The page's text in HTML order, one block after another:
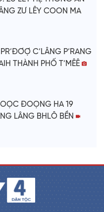
ZƯ LÊY COON MA
C’LÂNG P’RANG
THÀNH PHỐ T’MÊÊ
ĐOỌNG HA 19
LÂNG BHLÔ BỀN